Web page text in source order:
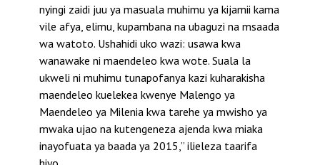
nyingi zaidi juu ya masuala muhimu ya kijamii kama
vile afya, elimu, kupambana na ubaguzi na msaada
wa watoto. Ushahidi uko wazi: usawa kwa
wanawake ni maendeleo kwa wote. Suala la
ukweli ni muhimu tunapofanya kazi kuharakisha
maendeleo kuelekea kwenye Malengo ya
Maendeleo ya Milenia kwa tarehe ya mwisho ya
mwaka ujao na kutengeneza ajenda kwa miaka
inayofuata ya baada ya 2015,” ilieleza taarifa